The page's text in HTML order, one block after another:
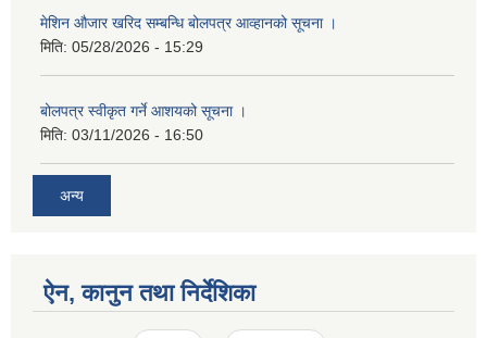
मेशिन औजार खरिद सम्बन्धि बोलपत्र आव्हानको सूचना ।
मिति: 05/28/2026 - 15:29
बोलपत्र स्वीकृत गर्ने आशयको सूचना ।
मिति: 03/11/2026 - 16:50
अन्य
ऐन, कानुन तथा निर्देशिका